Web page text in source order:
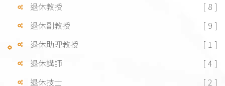
退休教授
[ 8 ]
退休副教授
[ 9 ]
退休助理教授
[ 1 ]
退休講師
[ 4 ]
退休技士
[ 2 ]